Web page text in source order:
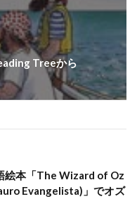
Treeから
絵本「The Wizard of Oz
Evangelista)」でオズ